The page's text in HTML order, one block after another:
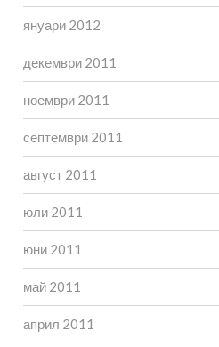
януари 2012
декември 2011
ноември 2011
септември 2011
август 2011
юли 2011
юни 2011
май 2011
април 2011